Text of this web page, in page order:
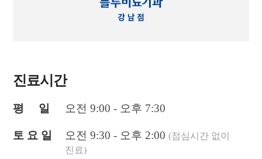
진료시간
평 일 오전 9:00 - 오후 7:30
토 요 일 오전 9:30 - 오후 2:00(점심시간 없이
진료)